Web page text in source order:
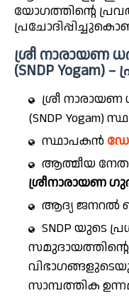
യോഗത്തിന്റെ
ശ്രീ നാരായണ
(SNDP Yogam)
ശ്രീ
(SNDP Yogam)
സ്ഥാപകൻ
ആത്മീയ
ശ്രീനാരായണ
ആദ്യ ജനറൽ
SNDP യുടെ
സാമ്പത്തിക